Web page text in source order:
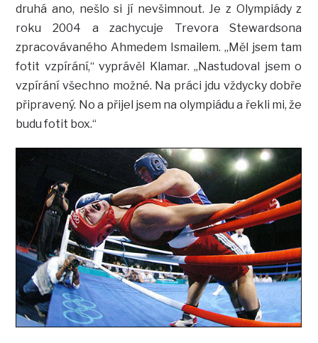
druhá ano, nešlo si jí nevšimnout. Je z Olympiády z
roku 2004 a zachycuje Trevora Stewardsona
zpracovávaného Ahmedem Ismailem. „Měl jsem tam
fotit vzpírání,“ vyprávěl Klamar. „Nastudoval jsem o
vzpírání všechno možné. Na práci jdu vždycky dobře
připravený. No a přijel jsem na olympiádu a řekli mi, že
budu fotit box.“